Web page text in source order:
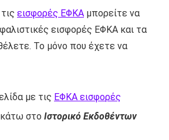
εισφορές ΕΦΚΑ μπορείτε να
εισφορές ΕΦΚΑ και τα
Το μόνο που έχετε να
με τις ΕΦΚΑ εισφορές
στο Ιστορικό Εκδοθέντων